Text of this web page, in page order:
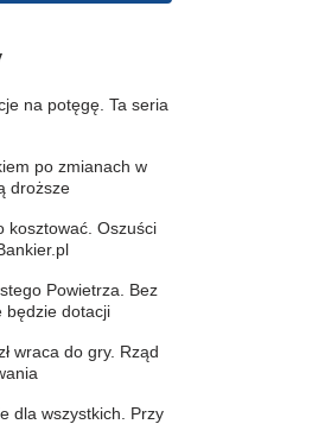
na potęgę. Ta seria
po zmianach w
droższe
kosztować. Oszuści
Powietrza. Bez
będzie dotacji
wraca do gry. Rząd
dla wszystkich. Przy